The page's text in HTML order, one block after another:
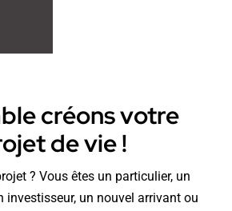
créons votre
de vie !
? Vous êtes un particulier, un
investisseur, un nouvel arrivant ou